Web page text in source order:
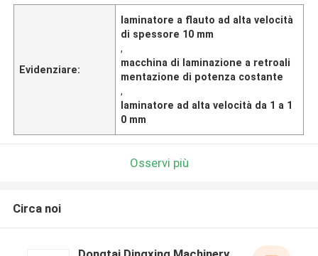
Evidenziare:
laminatore a flauto ad alta velocità
di spessore 10 mm
,
macchina di laminazione a retroali
mentazione di potenza costante
,
laminatore ad alta velocità da 1 a 1
0 mm
Osservi più
Circa noi